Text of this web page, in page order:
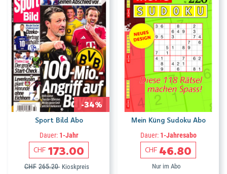
-34%
Sport Bild Abo
Dauer:1-Jahr
CHF 173.00
CHF 265.20 Kioskpreis
Mein Küng Sudoku Abo
Dauer:1-Jahresabo
CHF 46.80
Nur im Abo